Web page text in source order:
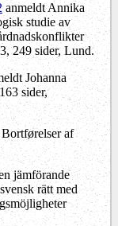
anmeldt Annika
studie av
249 sider, Lund.
Johanna
sider,
af
jämförande
rätt med